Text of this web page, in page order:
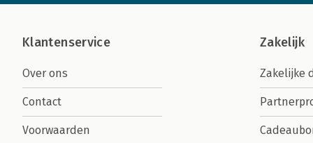
Klantenservice
Over ons
Contact
Voorwaarden
Zakelijk
Zakelijke